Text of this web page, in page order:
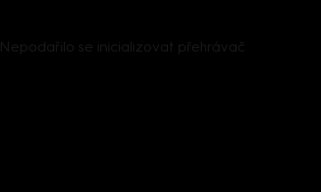
Nepodařilo se inicializovat přehrávač